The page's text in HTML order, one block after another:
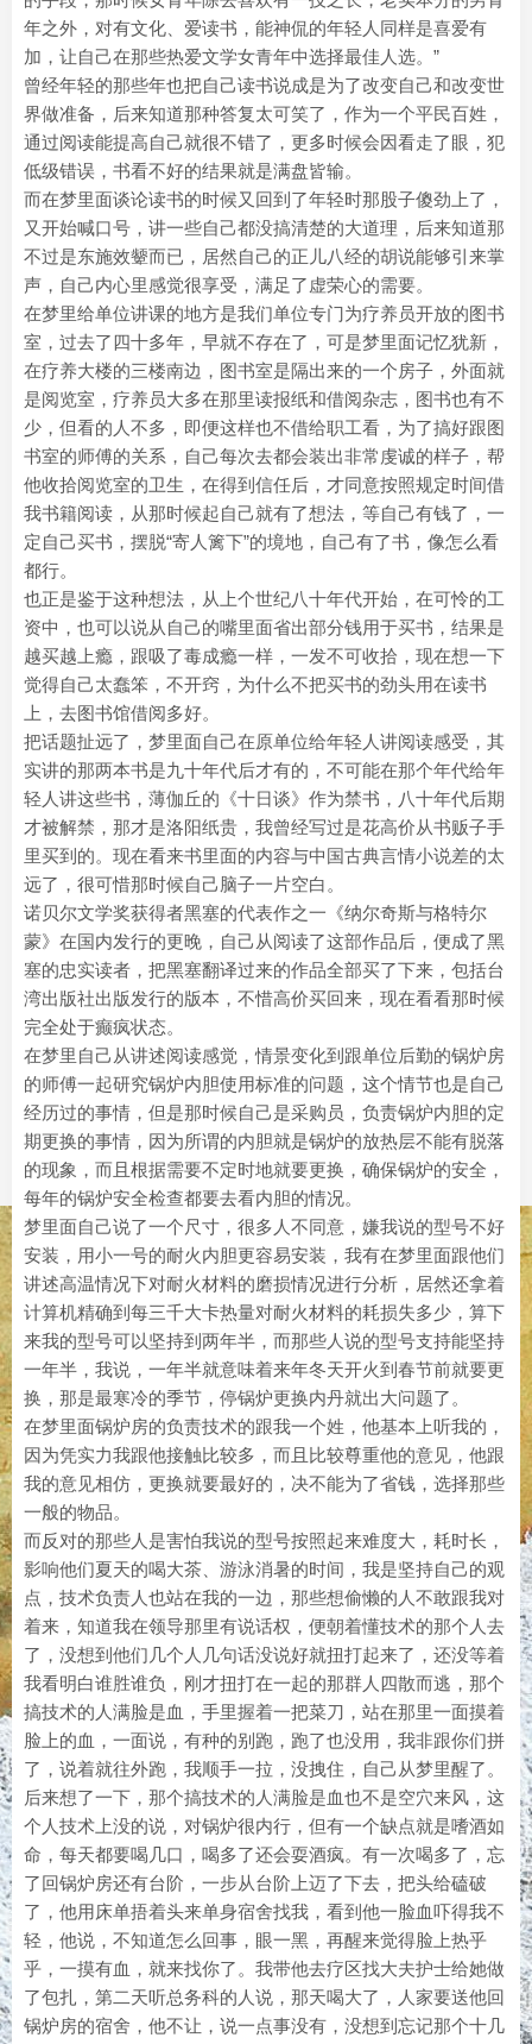
年之外，对有文化、爱读书，能神侃的年轻人同样是喜爱有
加，让自己在那些热爱文学女青年中选择最佳人选。”
曾经年轻的那些年也把自己读书说成是为了改变自己和改变世
界做准备，后来知道那种答复太可笑了，作为一个平民百姓，
通过阅读能提高自己就很不错了，更多时候会因看走了眼，犯
低级错误，书看不好的结果就是满盘皆输。
而在梦里面谈论读书的时候又回到了年轻时那股子傻劲上了，
又开始喊口号，讲一些自己都没搞清楚的大道理，后来知道那
不过是东施效颦而已，居然自己的正儿八经的胡说能够引来掌
声，自己内心里感觉很享受，满足了虚荣心的需要。
在梦里给单位讲课的地方是我们单位专门为疗养员开放的图书
室，过去了四十多年，早就不存在了，可是梦里面记忆犹新，
在疗养大楼的三楼南边，图书室是隔出来的一个房子，外面就
是阅览室，疗养员大多在那里读报纸和借阅杂志，图书也有不
少，但看的人不多，即便这样也不借给职工看，为了搞好跟图
书室的师傅的关系，自己每次去都会装出非常虔诚的样子，帮
他收拾阅览室的卫生，在得到信任后，才同意按照规定时间借
我书籍阅读，从那时候起自己就有了想法，等自己有钱了，一
定自己买书，摆脱“寄人篱下”的境地，自己有了书，像怎么看
都行。
也正是鉴于这种想法，从上个世纪八十年代开始，在可怜的工
资中，也可以说从自己的嘴里面省出部分钱用于买书，结果是
越买越上瘾，跟吸了毒成瘾一样，一发不可收拾，现在想一下
觉得自己太蠢笨，不开窍，为什么不把买书的劲头用在读书
上，去图书馆借阅多好。
把话题扯远了，梦里面自己在原单位给年轻人讲阅读感受，其
实讲的那两本书是九十年代后才有的，不可能在那个年代给年
轻人讲这些书，薄伽丘的《十日谈》作为禁书，八十年代后期
才被解禁，那才是洛阳纸贵，我曾经写过是花高价从书贩子手
里买到的。现在看来书里面的内容与中国古典言情小说差的太
远了，很可惜那时候自己脑子一片空白。
诺贝尔文学奖获得者黑塞的代表作之一《纳尔奇斯与格特尔
蒙》在国内发行的更晚，自己从阅读了这部作品后，便成了黑
塞的忠实读者，把黑塞翻译过来的作品全部买了下来，包括台
湾出版社出版发行的版本，不惜高价买回来，现在看看那时候
完全处于癫疯状态。
在梦里自己从讲述阅读感觉，情景变化到跟单位后勤的锅炉房
的师傅一起研究锅炉内胆使用标准的问题，这个情节也是自己
经历过的事情，但是那时候自己是采购员，负责锅炉内胆的定
期更换的事情，因为所谓的内胆就是锅炉的放热层不能有脱落
的现象，而且根据需要不定时地就要更换，确保锅炉的安全，
每年的锅炉安全检查都要去看内胆的情况。
梦里面自己说了一个尺寸，很多人不同意，嫌我说的型号不好
安装，用小一号的耐火内胆更容易安装，我有在梦里面跟他们
讲述高温情况下对耐火材料的磨损情况进行分析，居然还拿着
计算机精确到每三千大卡热量对耐火材料的耗损失多少，算下
来我的型号可以坚持到两年半，而那些人说的型号支持能坚持
一年半，我说，一年半就意味着来年冬天开火到春节前就要更
换，那是最寒冷的季节，停锅炉更换内丹就出大问题了。
在梦里面锅炉房的负责技术的跟我一个姓，他基本上听我的，
因为凭实力我跟他接触比较多，而且比较尊重他的意见，他跟
我的意见相仿，更换就要最好的，决不能为了省钱，选择那些
一般的物品。
而反对的那些人是害怕我说的型号按照起来难度大，耗时长，
影响他们夏天的喝大茶、游泳消暑的时间，我是坚持自己的观
点，技术负责人也站在我的一边，那些想偷懒的人不敢跟我对
着来，知道我在领导那里有说话权，便朝着懂技术的那个人去
了，没想到他们几个人几句话没说好就扭打起来了，还没等着
我看明白谁胜谁负，刚才扭打在一起的那群人四散而逃，那个
搞技术的人满脸是血，手里握着一把菜刀，站在那里一面摸着
脸上的血，一面说，有种的别跑，跑了也没用，我非跟你们拼
了，说着就往外跑，我顺手一拉，没拽住，自己从梦里醒了。
后来想了一下，那个搞技术的人满脸是血也不是空穴来风，这
个人技术上没的说，对锅炉很内行，但有一个缺点就是嗜酒如
命，每天都要喝几口，喝多了还会耍酒疯。有一次喝多了，忘
了回锅炉房还有台阶，一步从台阶上迈了下去，把头给磕破
了，他用床单捂着头来单身宿舍找我，看到他一脸血吓得我不
轻，他说，不知道怎么回事，眼一黑，再醒来觉得脸上热乎
乎，一摸有血，就来找你了。我带他去疗区找大夫护士给她做
了包扎，第二天听总务科的人说，那天喝大了，人家要送他回
锅炉房的宿舍，他不让，说一点事没有，没想到忘记那个十几